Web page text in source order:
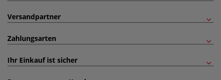
Versandpartner
Zahlungsarten
Ihr Einkauf ist sicher